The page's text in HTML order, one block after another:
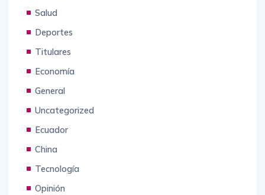
Salud
Deportes
Titulares
Economía
General
Uncategorized
Ecuador
China
Tecnología
Opinión